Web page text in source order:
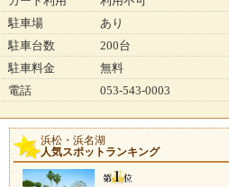
駐車場
あり
駐車台数
200台
駐車料金
無料
電話
053-543-0003
浜松・浜名湖
人気スポットランキング